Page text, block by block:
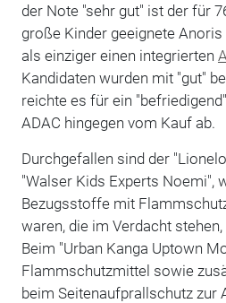
der Note "sehr gut" ist der für
große Kinder geeignete Anoris
als einziger einen integrierten
Kandidaten wurden mit "gut"
reichte es für ein
ADAC hingegen vom Kauf ab.
Durchgefallen sind der
"Walser Kids Experts Noemi",
Bezugsstoffe mit
waren, die im Verdacht
Beim "Urban Kanga Uptown
Flammschutzmittel sowie
beim Seitenaufprallschutz zur